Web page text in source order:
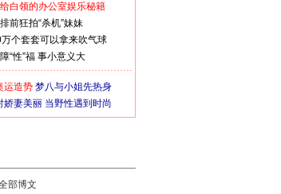
白领的办公室娱乐秘籍
前狂拍“杀机”妹妹
万个套套可以拿来吹气球
“性”福 事小意义大
运造势 梦八与小姐先热身
娇妻美丽 当野性遇到时尚
部博文